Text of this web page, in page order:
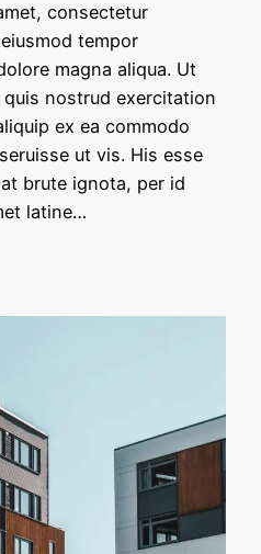
consectetur
tempor
magna aliqua. Ut
nostrud exercitation
ex ea commodo
ut vis. His esse
brute ignota, per id
latine…